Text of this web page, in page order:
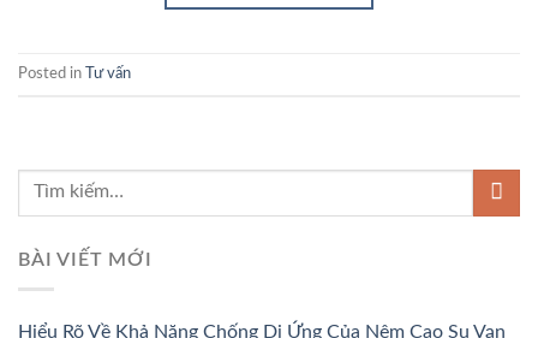
Posted in Tư vấn
BÀI VIẾT MỚI
Hiểu Rõ Về Khả Năng Chống Dị Ứng Của Nệm Cao Su Vạn